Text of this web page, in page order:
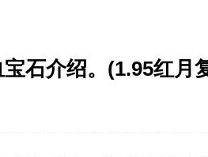
石介绍。(1.95红月